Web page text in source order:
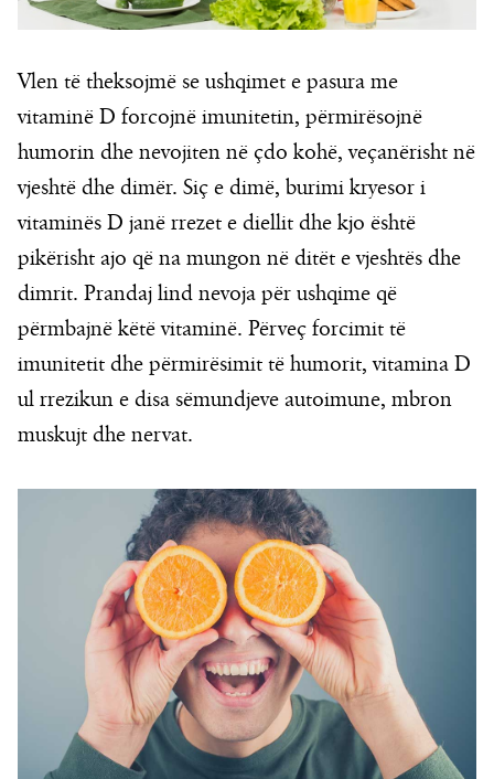
Vlen të theksojmë se ushqimet e pasura me
vitaminë D forcojnë imunitetin, përmirësojnë
humorin dhe nevojiten në çdo kohë, veçanërisht në
vjeshtë dhe dimër. Siç e dimë, burimi kryesor i
vitaminës D janë rrezet e diellit dhe kjo është
pikërisht ajo që na mungon në ditët e vjeshtës dhe
dimrit. Prandaj lind nevoja për ushqime që
përmbajnë këtë vitaminë. Përveç forcimit të
imunitetit dhe përmirësimit të humorit, vitamina D
ul rrezikun e disa sëmundjeve autoimune, mbron
muskujt dhe nervat.